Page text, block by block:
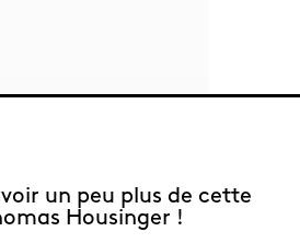
un peu plus de cette
Housinger !